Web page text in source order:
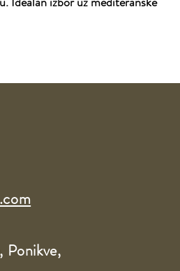
Ponikve,